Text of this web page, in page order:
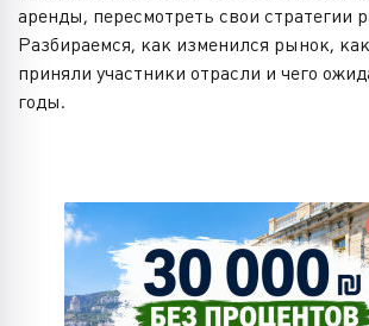
аренды, пересмотреть свои стратегии
Разбираемся, как изменился рынок,
приняли участники отрасли и чего
годы.